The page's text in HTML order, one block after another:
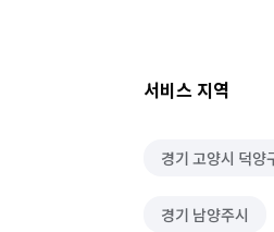
서비스 지역
경기 고양시 덕양
경기 남양주시